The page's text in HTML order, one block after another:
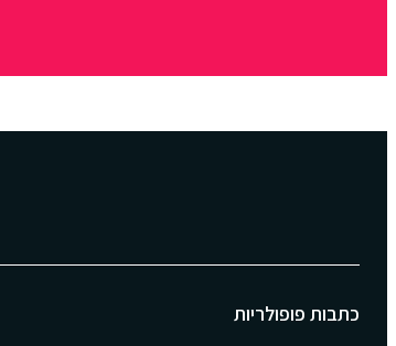
כתבות פופולריות